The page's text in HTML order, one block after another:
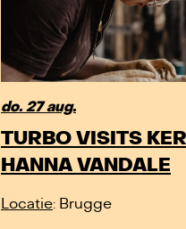
do. 27 aug.
TURBO VISITS
HANNA VANDALE
Locatie: Brugge